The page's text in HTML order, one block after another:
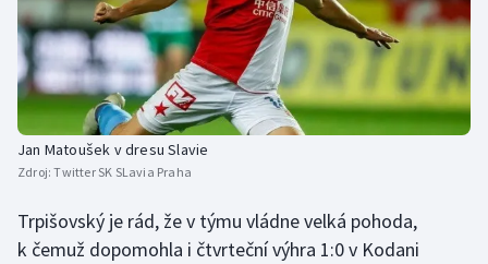
Jan Matoušek v dresu Slavie
Zdroj:Twitter SK SLavia Praha
Trpišovský je rád, že v týmu vládne velká pohoda,
k čemuž dopomohla i čtvrteční výhra 1:0 v Kodani